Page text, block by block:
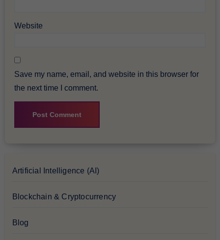
Website
Save my name, email, and website in this browser for
the next time I comment.
Artificial Intelligence (AI)
Blockchain & Cryptocurrency
Blog